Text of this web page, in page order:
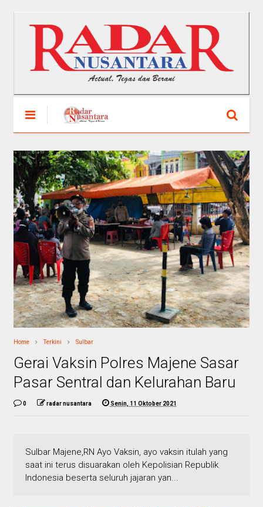
Home Terkini Sulbar
Gerai Vaksin Polres Majene Sasar
Pasar Sentral dan Kelurahan Baru
0 radar nusantara Senin, 11 Oktober 2021
Sulbar Majene,RN Ayo Vaksin, ayo vaksin itulah yang
saat ini terus disuarakan oleh Kepolisian Republik
Indonesia beserta seluruh jajaran yan...